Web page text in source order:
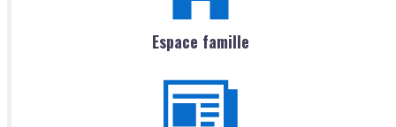
Espace famille